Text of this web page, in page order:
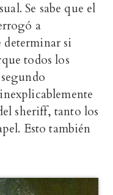
Se sabe que el
a
si
todos los
sheriff, tanto los
Esto también